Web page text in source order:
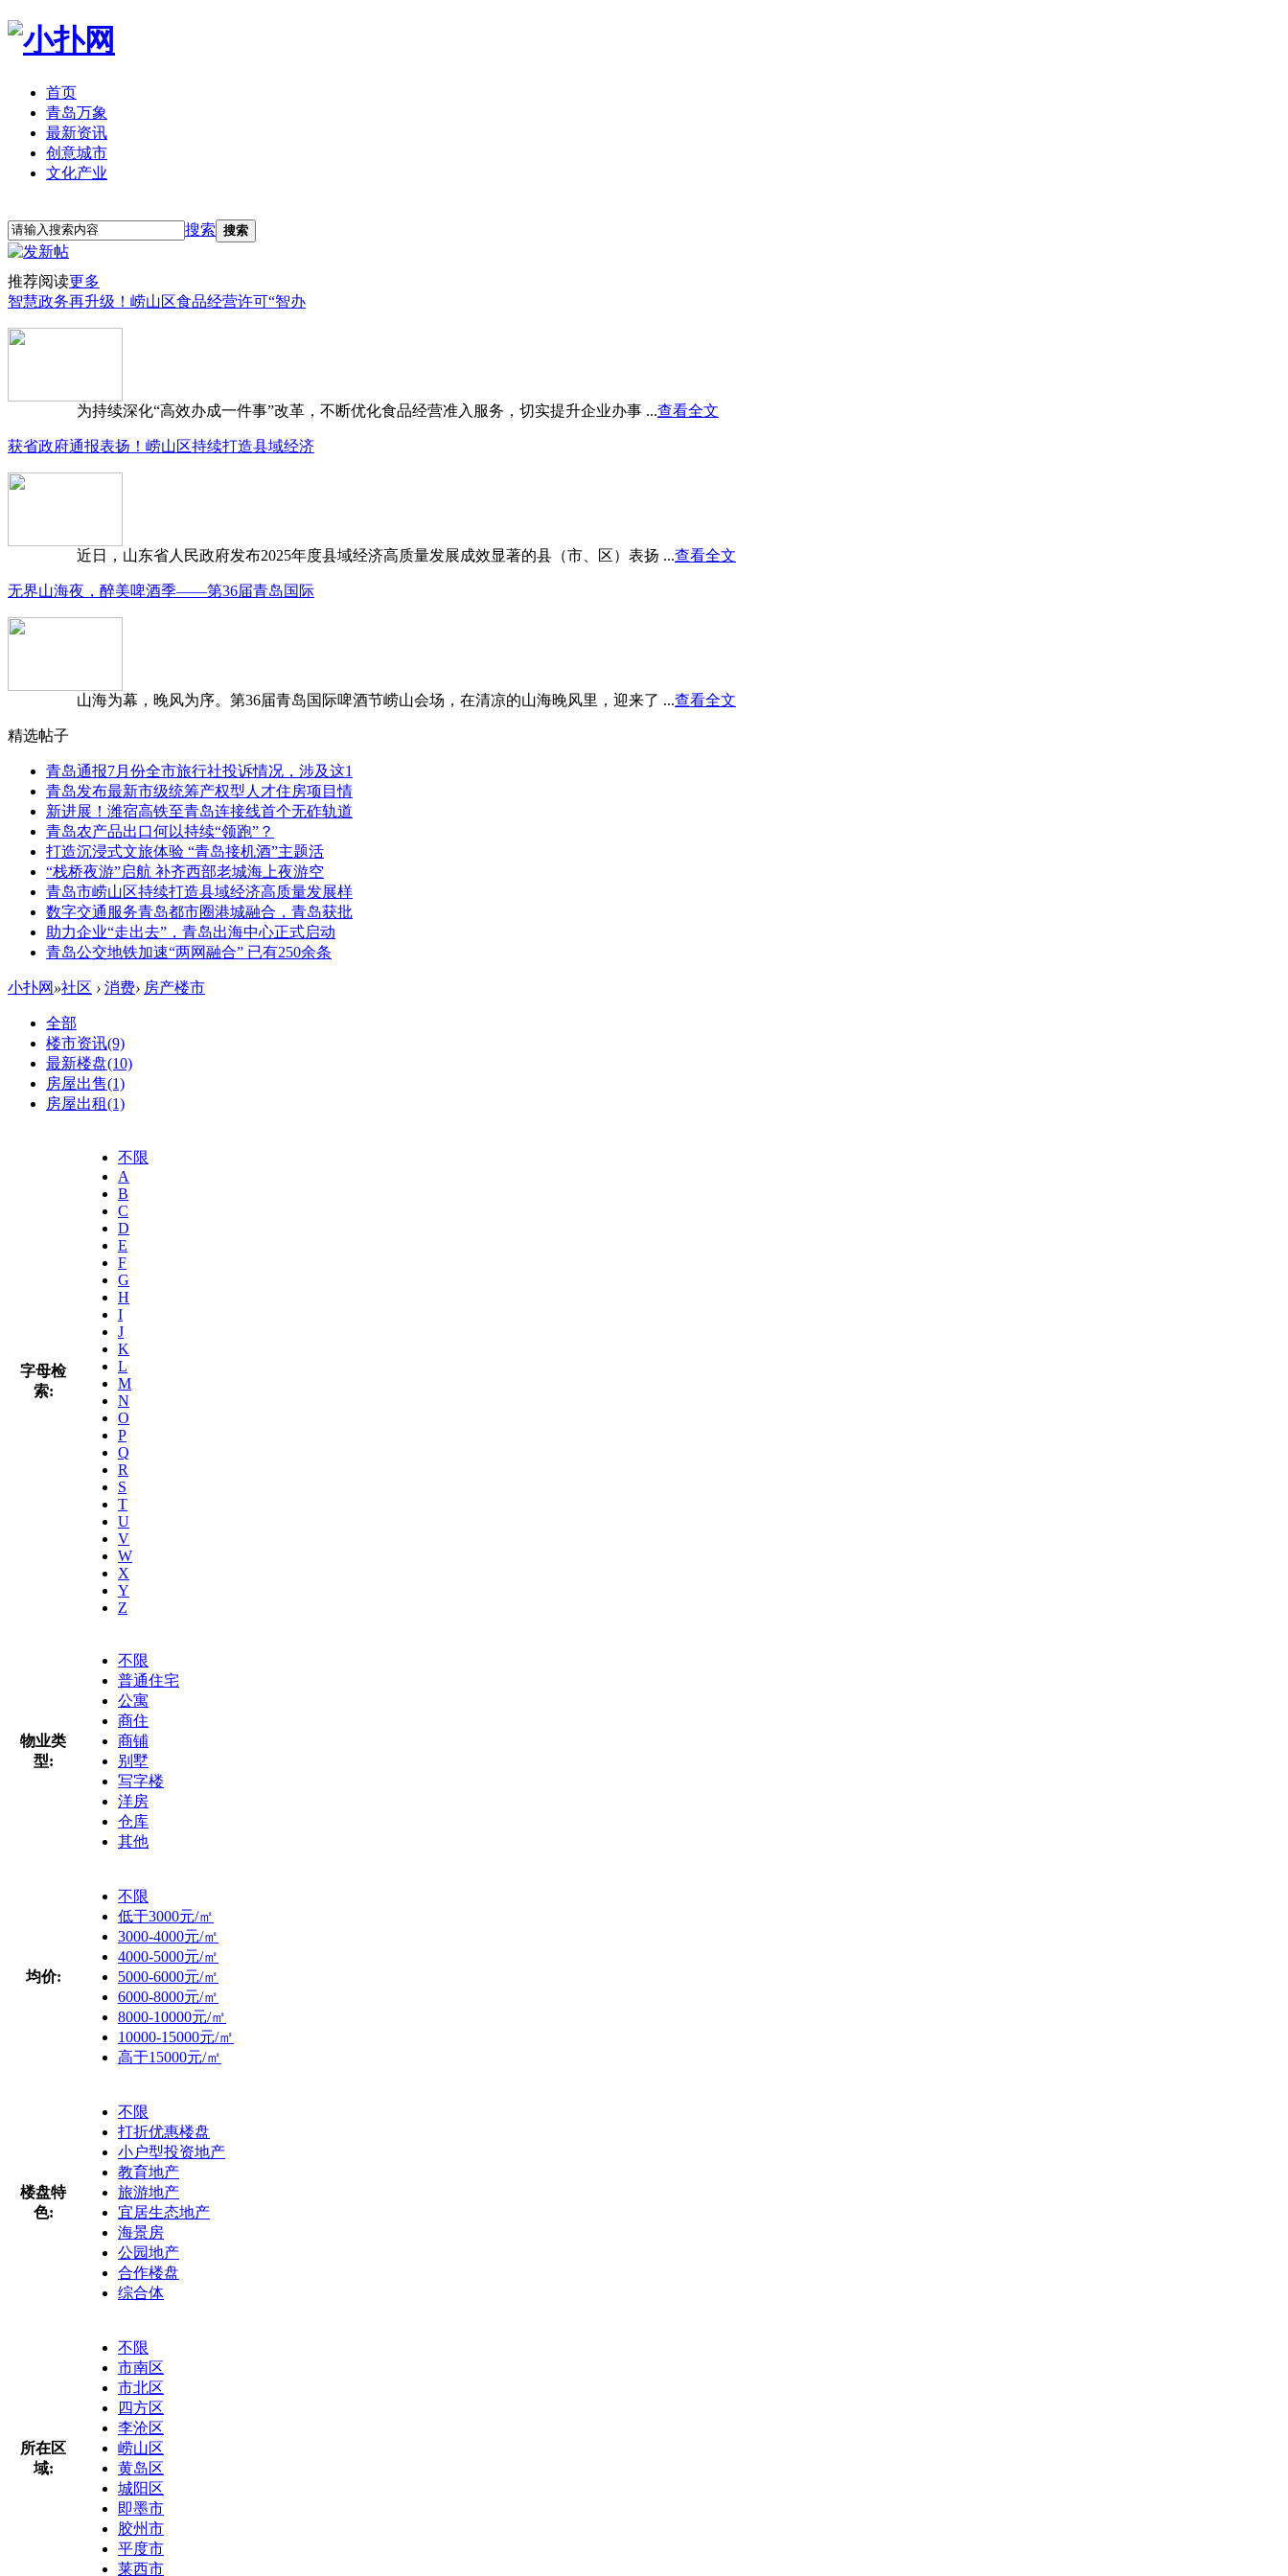
首页
青岛万象
最新资讯
创意城市
文化产业
搜索 搜索
推荐阅读更多
智慧政务再升级！崂山区食品经营许可“智办
为持续深化“高效办成一件事”改革，不断优化食品经营准入服务，切实提升企业办事 ...查看全文
获省政府通报表扬！崂山区持续打造县域经济
近日，山东省人民政府发布2025年度县域经济高质量发展成效显著的县（市、区）表扬 ...查看全文
无界山海夜，醉美啤酒季——第36届青岛国际
山海为幕，晚风为序。第36届青岛国际啤酒节崂山会场，在清凉的山海晚风里，迎来了 ...查看全文
精选帖子
青岛通报7月份全市旅行社投诉情况，涉及这1
青岛发布最新市级统筹产权型人才住房项目情
新进展！潍宿高铁至青岛连接线首个无砟轨道
青岛农产品出口何以持续“领跑”？
打造沉浸式文旅体验 “青岛接机酒”主题活
“栈桥夜游”启航 补齐西部老城海上夜游空
青岛市崂山区持续打造县域经济高质量发展样
数字交通服务青岛都市圈港城融合，青岛获批
助力企业“走出去”，青岛出海中心正式启动
青岛公交地铁加速“两网融合” 已有250余条
小扑网 »社区 › 消费› 房产楼市
全部
楼市资讯(9)
最新楼盘(10)
房屋出售(1)
房屋出租(1)
字母检
索:
不限
A
B
C
D
E
F
G
H
I
J
K
L
M
N
O
P
Q
R
S
T
U
V
W
X
Y
Z
物业类
型:
不限
普通住宅
公寓
商住
商铺
别墅
写字楼
洋房
仓库
其他
均价:
不限
低于3000元/㎡
3000-4000元/㎡
4000-5000元/㎡
5000-6000元/㎡
6000-8000元/㎡
8000-10000元/㎡
10000-15000元/㎡
高于15000元/㎡
楼盘特
色:
不限
打折优惠楼盘
小户型投资地产
教育地产
旅游地产
宜居生态地产
海景房
公园地产
合作楼盘
综合体
所在区
域:
不限
市南区
市北区
四方区
李沧区
崂山区
黄岛区
城阳区
即墨市
胶州市
平度市
莱西市